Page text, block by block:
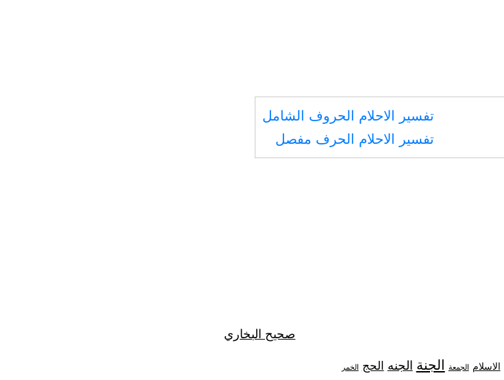
تفسير الاحلام الحروف الشامل
تفسير الاحلام الحرف مفصل
الاسلام الجمعة الجنة الجنه الحج الخمر
صحيح البخاري